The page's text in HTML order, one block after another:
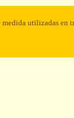
utilizadas en